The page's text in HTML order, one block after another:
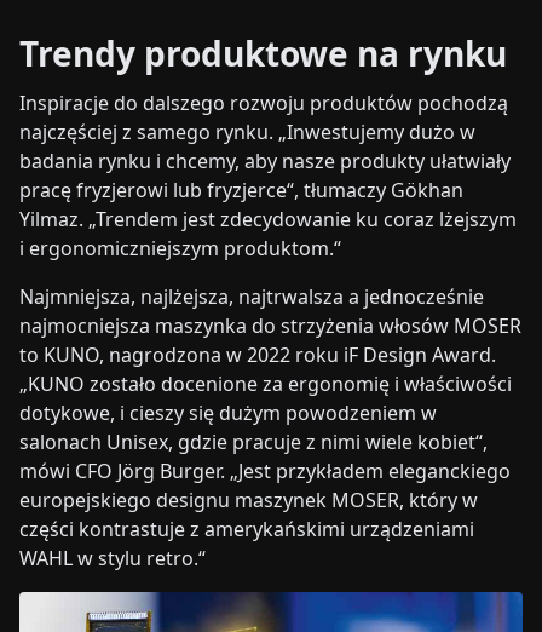
Trendy produktowe na rynku
Inspiracje do dalszego rozwoju produktów pochodzą
najczęściej z samego rynku. „Inwestujemy dużo w
badania rynku i chcemy, aby nasze produkty ułatwiały
pracę fryzjerowi lub fryzjerce“, tłumaczy Gökhan
Yilmaz. „Trendem jest zdecydowanie ku coraz lżejszym
i ergonomiczniejszym produktom.“
Najmniejsza, najlżejsza, najtrwalsza a jednocześnie
najmocniejsza maszynka do strzyżenia włosów MOSER
to KUNO, nagrodzona w 2022 roku iF Design Award.
„KUNO zostało docenione za ergonomię i właściwości
dotykowe, i cieszy się dużym powodzeniem w
salonach Unisex, gdzie pracuje z nimi wiele kobiet“,
mówi CFO Jörg Burger. „Jest przykładem eleganckiego
europejskiego designu maszynek MOSER, który w
części kontrastuje z amerykańskimi urządzeniami
WAHL w stylu retro.“